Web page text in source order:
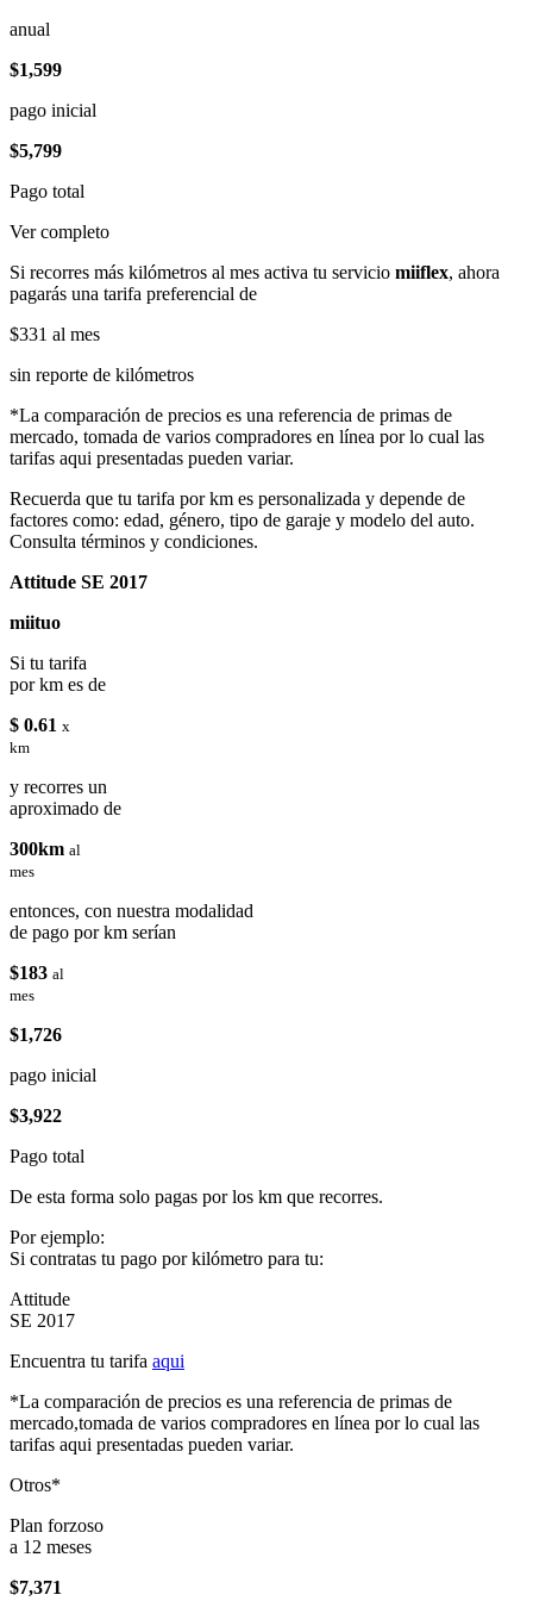
anual
$1,599
pago inicial
$5,799
Pago total
Ver completo
Si recorres más kilómetros al mes activa tu servicio miiflex, ahora
pagarás una tarifa preferencial de
$331 al mes
sin reporte de kilómetros
*La comparación de precios es una referencia de primas de
mercado, tomada de varios compradores en línea por lo cual las
tarifas aqui presentadas pueden variar.
Recuerda que tu tarifa por km es personalizada y depende de
factores como: edad, género, tipo de garaje y modelo del auto.
Consulta términos y condiciones.
Attitude SE 2017
miituo
Si tu tarifa
por km es de
$ 0.61 x
km
y recorres un
aproximado de
300km al
mes
entonces, con nuestra modalidad
de pago por km serían
$183 al
mes
$1,726
pago inicial
$3,922
Pago total
De esta forma solo pagas por los km que recorres.
Por ejemplo:
Si contratas tu pago por kilómetro para tu:
Attitude
SE 2017
Encuentra tu tarifa aqui
*La comparación de precios es una referencia de primas de
mercado,tomada de varios compradores en línea por lo cual las
tarifas aqui presentadas pueden variar.
Otros*
Plan forzoso
a 12 meses
$7,371